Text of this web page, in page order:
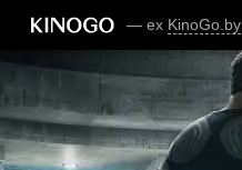
— ex KinoGo.by